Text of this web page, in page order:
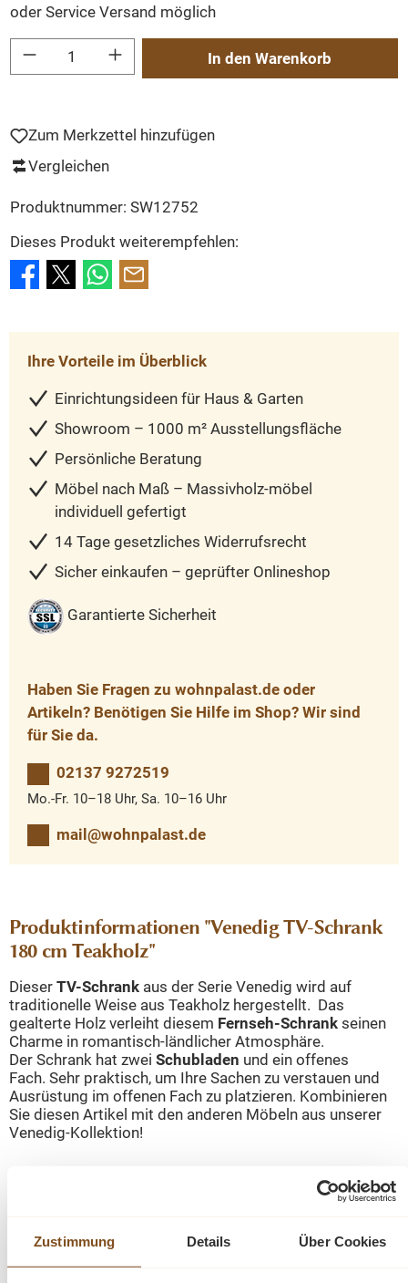
Zustimmung Details Über Cookies
oder Service Versand möglich
Produkt Anzahl: Gib den gewünschten Wert ein oder benutze die Schaltflächen
In den Warenkorb
Zum Merkzettel hinzufügen
Vergleichen
Produktnummer: SW12752
Dieses Produkt weiterempfehlen:
Ihre Vorteile im Überblick
Einrichtungsideen für Haus & Garten
Showroom – 1000 m² Ausstellungsfläche
Persönliche Beratung
Möbel nach Maß – Massivholz-möbel
individuell gefertigt
14 Tage gesetzliches Widerrufsrecht
Sicher einkaufen – geprüfter Onlineshop
Garantierte Sicherheit
Haben Sie Fragen zu wohnpalast.de oder
Artikeln? Benötigen Sie Hilfe im Shop? Wir sind
für Sie da.
02137 9272519
Mo.-Fr. 10–18 Uhr, Sa. 10–16 Uhr
mail@wohnpalast.de
Produktinformationen "Venedig TV-Schrank
180 cm Teakholz"
Dieser TV-Schrank aus der Serie Venedig wird auf
traditionelle Weise aus Teakholz hergestellt. Das
gealterte Holz verleiht diesem Fernseh-Schrank seinen
Charme in romantisch-ländlicher Atmosphäre.
Der Schrank hat zwei Schubladen und ein offenes
Fach. Sehr praktisch, um Ihre Sachen zu verstauen und
Ausrüstung im offenen Fach zu platzieren. Kombinieren
Sie diesen Artikel mit den anderen Möbeln aus unserer
Venedig-Kollektion!
Die Möbelkollektion Venedig wird traditionell aus
hellen